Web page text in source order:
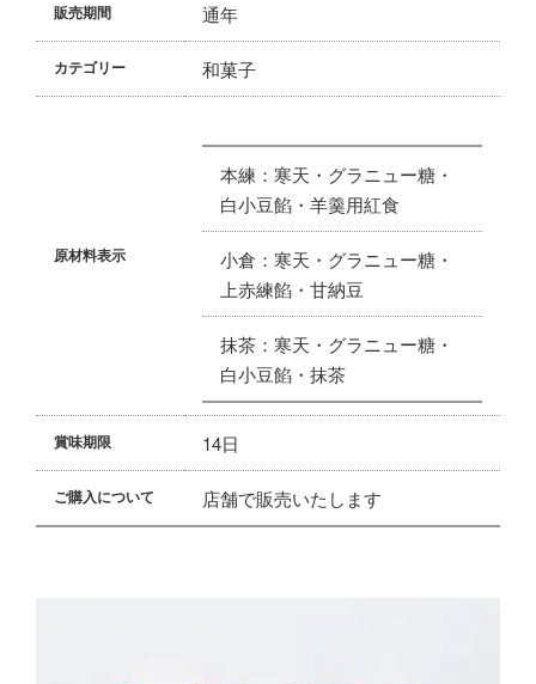
販売期間 通年
カテゴリー 和菓子
原材料表示
本練：寒天・グラニュー糖・
白小豆餡・羊羹用紅食
小倉：寒天・グラニュー糖・
上赤練餡・甘納豆
抹茶：寒天・グラニュー糖・
白小豆餡・抹茶
賞味期限 14日
ご購入について 店舗で販売いたします